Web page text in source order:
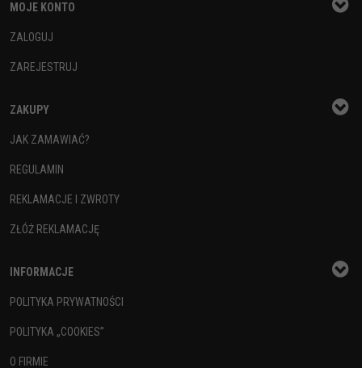
MOJE KONTO
ZALOGUJ
ZAREJESTRUJ
ZAKUPY
JAK ZAMAWIAĆ?
REGULAMIN
REKLAMACJE I ZWROTY
ZŁÓŻ REKLAMACJĘ
INFORMACJE
POLITYKA PRYWATNOŚCI
POLITYKA „COOKIES”
O FIRMIE